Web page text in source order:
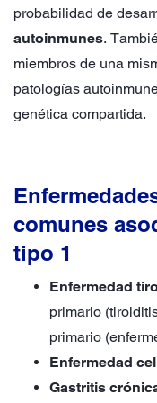
probabilidad de
autoinmunes.
miembros de una
patologías
genética compartida.
comunes
tipo 1
Enfermedad
primario
primario
Enfermedad
Gastritis